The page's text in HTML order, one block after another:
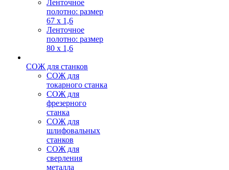
Ленточное
полотно: размер
67 х 1,6
Ленточное
полотно: размер
80 х 1,6
СОЖ для станков
СОЖ для
токарного станка
СОЖ для
фрезерного
станка
СОЖ для
шлифовальных
станков
СОЖ для
сверления
металла